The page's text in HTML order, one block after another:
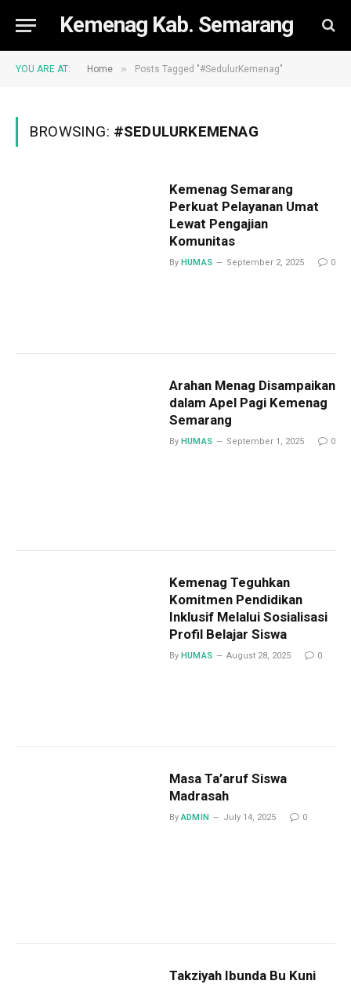
Kemenag Kab. Semarang
YOU ARE AT: Home » Posts Tagged "#SedulurKemenag"
BROWSING: #SEDULURKEMENAG
Kemenag Semarang
Perkuat Pelayanan Umat
Lewat Pengajian
Komunitas
By HUMAS September 2, 2025 0
Arahan Menag Disampaikan
dalam Apel Pagi Kemenag
Semarang
By HUMAS September 1, 2025 0
Kemenag Teguhkan
Komitmen Pendidikan
Inklusif Melalui Sosialisasi
Profil Belajar Siswa
By HUMAS August 28, 2025 0
Masa Ta’aruf Siswa
Madrasah
By ADMIN July 14, 2025 0
Takziyah Ibunda Bu Kuni